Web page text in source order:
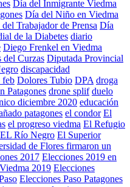
Día del Inmigrante Viedma
Día del Niño en Viedma
Trabajador de Prensa Día
de la Diabetes diario
Diego Frenkel en Viedma
del Curzas Diputada Provincial
discapacidad
feb Dolores Tubio DPA droga
Patagones drone splif duelo
diciembre 2020 educación
patagones el condor El
el progreso viedma El Refugio
Río Negro El Superior
de Flores firmaron un
2017 Elecciones 2019 en
2019 Elecciones
Elecciones Paso Patagones